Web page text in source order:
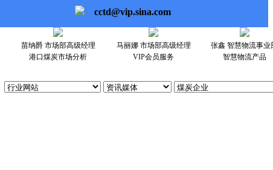
cctd@vip.sina.com
苗纳爵 市场部高级经理
港口煤炭市场分析
马丽娜 市场部高级经理
VIP会员服务
张鑫 智慧物流事业
智慧物流产品